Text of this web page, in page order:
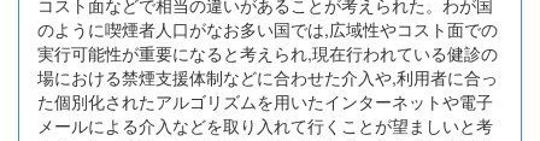
コスト面などで相当の違いがあることが考えられた。わが国
のように喫煙者人口がなお多い国では,広域性やコスト面での
実行可能性が重要になると考えられ,現在行われている健診の
場における禁煙支援体制などに合わせた介入や,利用者に合っ
た個別化されたアルゴリズムを用いたインターネットや電子
メールによる介入などを取り入れて行くことが望ましいと考